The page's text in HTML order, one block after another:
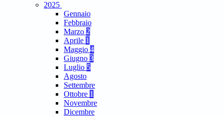
2025
Gennaio
Febbraio
Marzo 2
Aprile 1
Maggio 4
Giugno 3
Luglio 5
Agosto
Settembre
Ottobre 1
Novembre
Dicembre